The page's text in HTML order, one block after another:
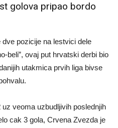
golova pripao bordo
pozicije na lestvici dele
beli”, ovaj put hrvatski derbi bio
utakmica prvih liga bivse
veoma uzbudljivih poslednjih
cak 3 gola, Crvena Zvezda je